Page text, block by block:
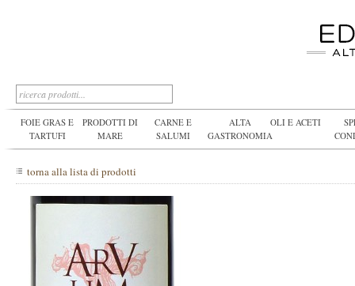
FOIE GRAS E
TARTUFI
PRODOTTI DI
MARE
CARNE E
SALUMI
ALTA
GASTRONOMIA
OLI E ACETI
torna alla lista di prodotti